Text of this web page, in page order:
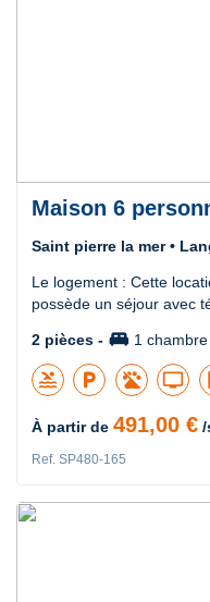
Maison 6
Saint pierre la mer •
Le logement : Cette
possède un séjour avec
2 pièces - king_bed 1 chambre
pool local_parking tv
À partir de 491,00 € /
Ref. SP480-165